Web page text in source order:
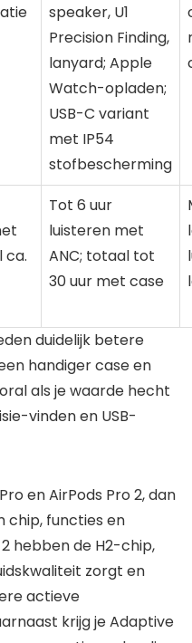
speaker, U1
Precision Finding,
lanyard; Apple
Watch-opladen;
USB-C variant
met IP54
stofbescherming
ca.
Tot 6 uur
luisteren met
ANC; totaal tot
30 uur met case
duidelijk betere
handiger case en
als je waarde hecht
vinden en USB-
en AirPods Pro 2, dan
chip, functies en
hebben de H2-chip,
zorgt en
actieve
krijg je Adaptive